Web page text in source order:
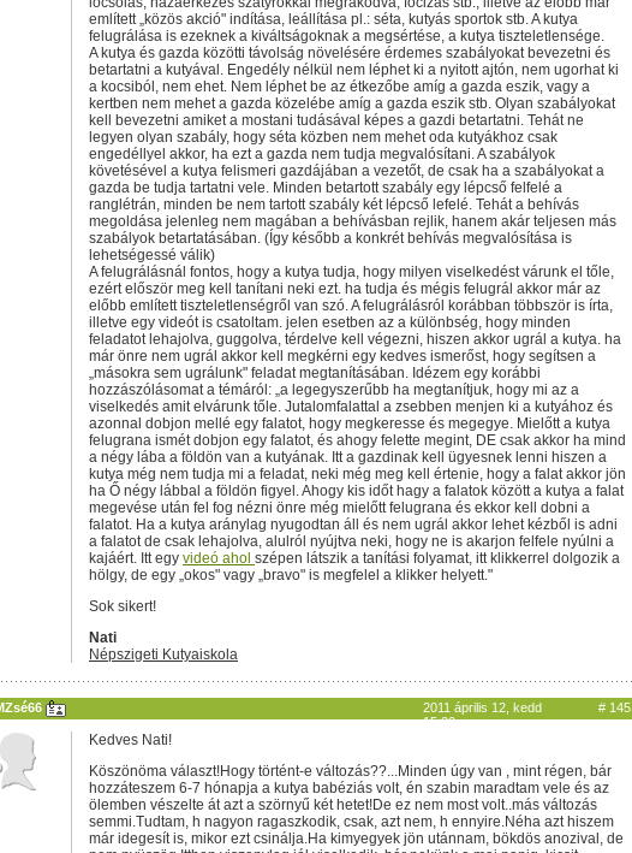
említett „közös akció" indítása, leállítása pl.: séta, kutyás sportok stb. A kutya
felugrálása is ezeknek a kiváltságoknak a megsértése, a kutya tiszteletlensége.
A kutya és gazda közötti távolság növelésére érdemes szabályokat bevezetni és
betartatni a kutyával. Engedély nélkül nem léphet ki a nyitott ajtón, nem ugorhat ki
a kocsiból, nem ehet. Nem léphet be az étkezőbe amíg a gazda eszik, vagy a
kertben nem mehet a gazda közelébe amíg a gazda eszik stb. Olyan szabályokat
kell bevezetni amiket a mostani tudásával képes a gazdi betartatni. Tehát ne
legyen olyan szabály, hogy séta közben nem mehet oda kutyákhoz csak
engedéllyel akkor, ha ezt a gazda nem tudja megvalósítani. A szabályok
követésével a kutya felismeri gazdájában a vezetőt, de csak ha a szabályokat a
gazda be tudja tartatni vele. Minden betartott szabály egy lépcső felfelé a
ranglétrán, minden be nem tartott szabály két lépcső lefelé. Tehát a behívás
megoldása jelenleg nem magában a behívásban rejlik, hanem akár teljesen más
szabályok betartatásában. (Így később a konkrét behívás megvalósítása is
lehetségessé válik)
A felugrálásnál fontos, hogy a kutya tudja, hogy milyen viselkedést várunk el tőle,
ezért először meg kell tanítani neki ezt. ha tudja és mégis felugrál akkor már az
előbb említett tiszteletlenségről van szó. A felugrálásról korábban többször is írta,
illetve egy videót is csatoltam. jelen esetben az a különbség, hogy minden
feladatot lehajolva, guggolva, térdelve kell végezni, hiszen akkor ugrál a kutya. ha
már önre nem ugrál akkor kell megkérni egy kedves ismerőst, hogy segítsen a
„másokra sem ugrálunk" feladat megtanításában. Idézem egy korábbi
hozzászólásomat a témáról: „a legegyszerűbb ha megtanítjuk, hogy mi az a
viselkedés amit elvárunk tőle. Jutalomfalattal a zsebben menjen ki a kutyához és
azonnal dobjon mellé egy falatot, hogy megkeresse és megegye. Mielőtt a kutya
felugrana ismét dobjon egy falatot, és ahogy felette megint, DE csak akkor ha mind
a négy lába a földön van a kutyának. Itt a gazdinak kell ügyesnek lenni hiszen a
kutya még nem tudja mi a feladat, neki még meg kell értenie, hogy a falat akkor jön
ha Ő négy lábbal a földön figyel. Ahogy kis időt hagy a falatok között a kutya a falat
megevése után fel fog nézni önre még mielőtt felugrana és ekkor kell dobni a
falatot. Ha a kutya aránylag nyugodtan áll és nem ugrál akkor lehet kézből is adni
a falatot de csak lehajolva, alulról nyújtva neki, hogy ne is akarjon felfele nyúlni a
kajáért. Itt egy videó ahol szépen látszik a tanítási folyamat, itt klikkerrel dolgozik a
hölgy, de egy „okos" vagy „bravo" is megfelel a klikker helyett."
Sok sikert!
Nati
Népszigeti Kutyaiskola
2011 április 12, kedd
15:20
# 145
Kedves Nati!
Köszönöma választ!Hogy történt-e változás??...Minden úgy van , mint régen, bár
hozzáteszem 6-7 hónapja a kutya babéziás volt, én szabin maradtam vele és az
ölemben vészelte át azt a szörnyű két hetet!De ez nem most volt..más változás
semmi.Tudtam, h nagyon ragaszkodik, csak, azt nem, h ennyire.Néha azt hiszem
már idegesít is, mikor ezt csinálja.Ha kimyegyek jön utánnam, bökdös anozival, de